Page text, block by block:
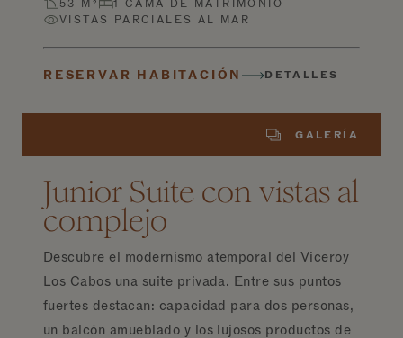
53 M²
1 CAMA DE MATRIMONIO
VISTAS PARCIALES AL MAR
RESERVAR HABITACIÓN DETALLES
GALERÍA
Junior Suite con vistas al
complejo
Descubre el modernismo atemporal del Viceroy
Los Cabos una suite privada. Entre sus puntos
fuertes destacan: capacidad para dos personas,
un balcón amueblado y los lujosos productos de